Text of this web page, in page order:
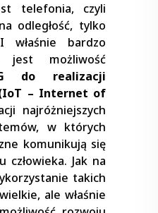
telefonia, czyli
odległość, tylko
bardzo
jest możliwość
do realizacji
– Internet of
najróżniejszych
w których
komunikują się
człowieka. Jak na
takich
ale właśnie